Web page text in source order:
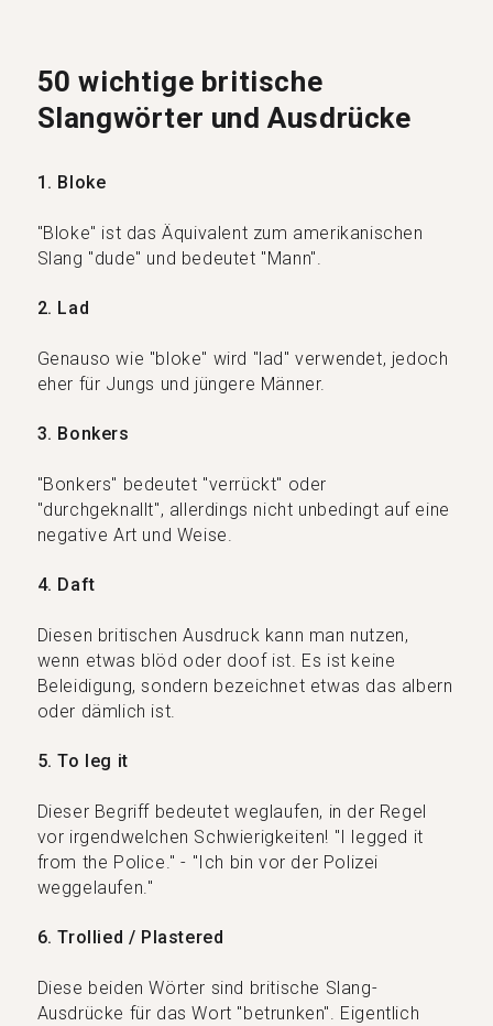
50 wichtige britische
Slangwörter und Ausdrücke
1. Bloke
"Bloke" ist das Äquivalent zum amerikanischen
Slang "dude" und bedeutet "Mann".
2. Lad
Genauso wie "bloke" wird "lad" verwendet, jedoch
eher für Jungs und jüngere Männer.
3. Bonkers
"Bonkers" bedeutet "verrückt" oder
"durchgeknallt", allerdings nicht unbedingt auf eine
negative Art und Weise.
4. Daft
Diesen britischen Ausdruck kann man nutzen,
wenn etwas blöd oder doof ist. Es ist keine
Beleidigung, sondern bezeichnet etwas das albern
oder dämlich ist.
5. To leg it
Dieser Begriff bedeutet weglaufen, in der Regel
vor irgendwelchen Schwierigkeiten! "I legged it
from the Police." - "Ich bin vor der Polizei
weggelaufen."
6. Trollied / Plastered
Diese beiden Wörter sind britische Slang-
Ausdrücke für das Wort "betrunken". Eigentlich